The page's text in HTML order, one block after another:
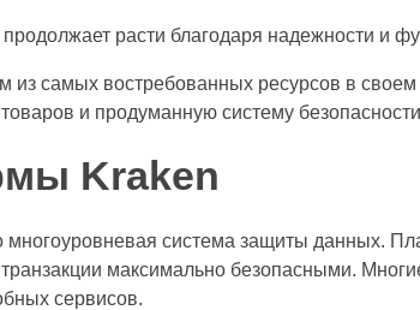
расти благодаря надежности и
из самых востребованных ресурсов в
и продуманную систему
Kraken
система защиты данных.
максимально безопасными.
сервисов.